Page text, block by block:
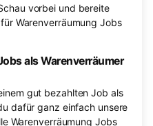
vorbei und bereite
Warenverräumung Jobs
als Warenverräumer
gut bezahlten Job als
dafür ganz einfach unsere
Warenverräumung Jobs